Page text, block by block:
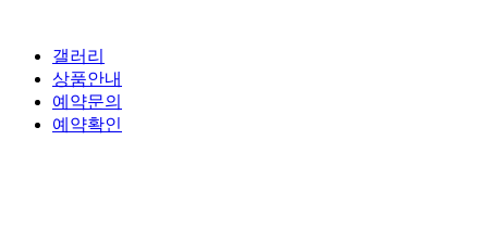
갤러리
상품안내
예약문의
예약확인